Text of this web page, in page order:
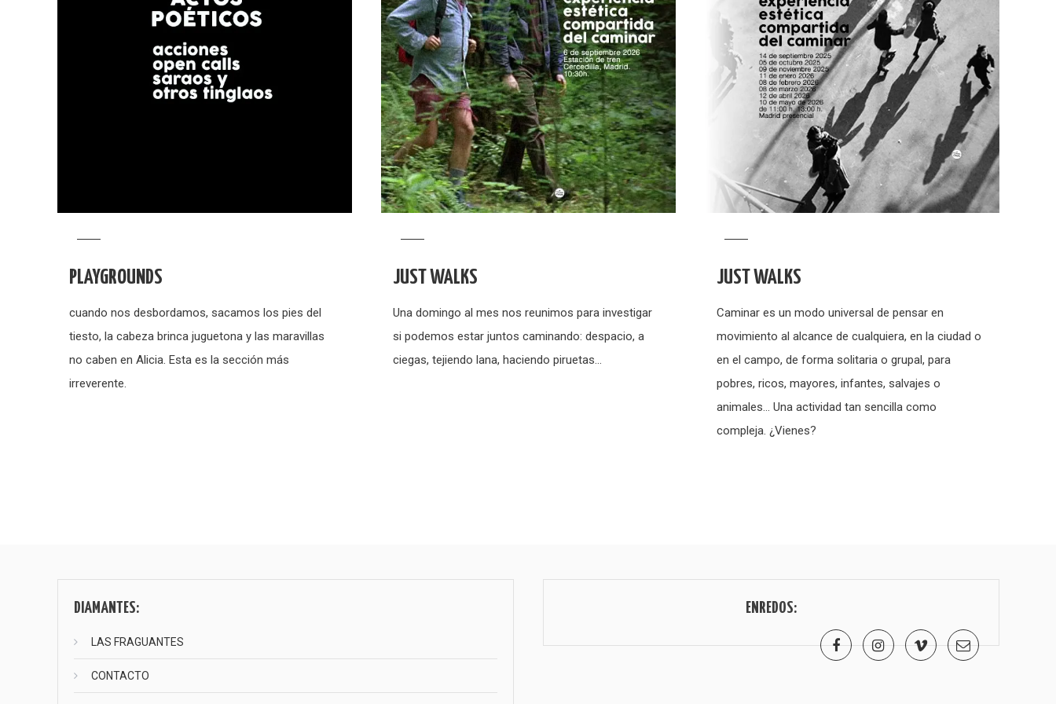
PLAYGROUNDS
cuando nos desbordamos, sacamos los pies del
tiesto, la cabeza brinca juguetona y las maravillas
no caben en Alicia. Esta es la sección más
irreverente.
JUST WALKS
Una domingo al mes nos reunimos para investigar
si podemos estar juntos caminando: despacio, a
ciegas, tejiendo lana, haciendo piruetas…
JUST WALKS
Caminar es un modo universal de pensar en
movimiento al alcance de cualquiera, en la ciudad o
en el campo, de forma solitaria o grupal, para
pobres, ricos, mayores, infantes, salvajes o
animales… Una actividad tan sencilla como
compleja. ¿Vienes?
entradas
DIAMANTES:
LAS FRAGUANTES
CONTACTO
ENREDOS: